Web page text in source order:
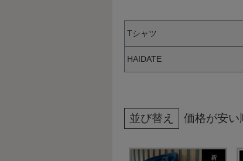
Tシャツ
HAIDATE
並び替え 価格が安い